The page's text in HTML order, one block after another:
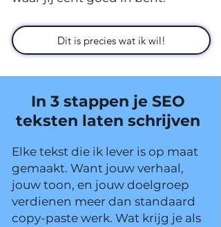
Dit is precies wat ik wil!
In 3 stappen je SEO
teksten laten schrijven
Elke tekst die ik lever is op maat
gemaakt. Want jouw verhaal,
jouw toon, en jouw doelgroep
verdienen meer dan standaard
copy-paste werk. Wat krijg je als